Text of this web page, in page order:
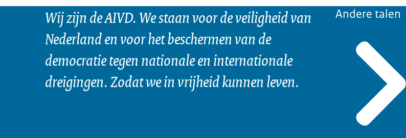
Wij zijn de AIVD. We staan voor de veiligheid van
Nederland en voor het beschermen van de
democratie tegen nationale en internationale
dreigingen. Zodat we in vrijheid kunnen leven.
Andere talen